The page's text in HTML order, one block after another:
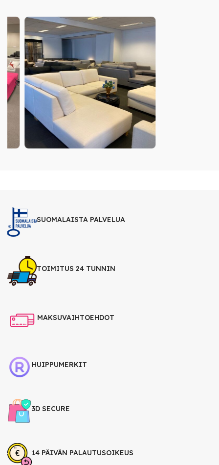
SUOMALAISTA PALVELUA
TOIMITUS 24 TUNNIN
MAKSUVAIHTOEHDOT
HUIPPUMERKIT
3D SECURE
14 PÄIVÄN PALAUTUSOIKEUS